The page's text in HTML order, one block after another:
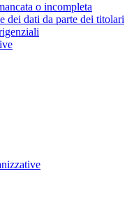
o incompleta
dei dati da parte dei titolari